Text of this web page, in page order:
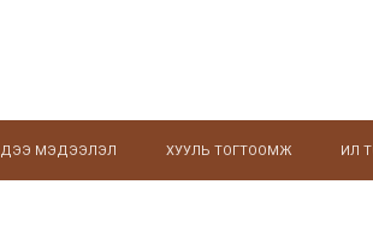
МЭДЭЭЛЭЛ ХУУЛЬ ТОГТООМЖ ИЛ